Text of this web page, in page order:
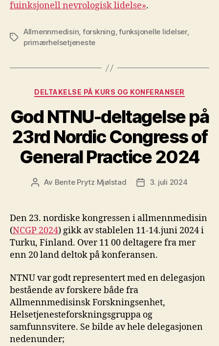
fuinksjonell nevrologisk lidelse».
Stikkord
Allmennmedisin, forskning,funksjonelle lidelser,
primærhelsetjeneste
Kategorier
DELTAKELSE PÅ KURS OG KONFERANSER
God NTNU-deltagelse på
23rd Nordic Congress of
General Practice 2024
Innleggsforfatter
Av Bente Prytz Mjølstad Publiseringsdato
3. juli 2024
Den 23. nordiske kongressen i allmennmedisin
(NCGP 2024) gikk av stablelen 11-14.juni 2024 i
Turku, Finland. Over 11 00 deltagere fra mer
enn 20 land deltok på konferansen.
NTNU var godt representert med en delegasjon
bestående av forskere både fra
Allmennmedisinsk Forskningsenhet,
Helsetjenesteforskningsgruppa og
samfunnsvitere. Se bilde av hele delegasjonen
nedenunder;